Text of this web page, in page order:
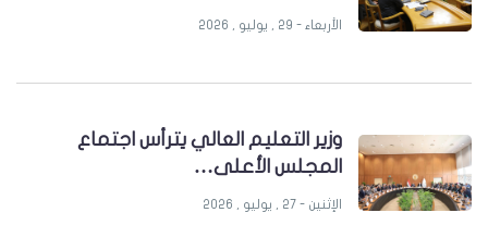
الأربعاء - 29 , يوليو , 2026
وزير التعليم العالي يترأس اجتماع
المجلس الأعلى…
الإثنين - 27 , يوليو , 2026